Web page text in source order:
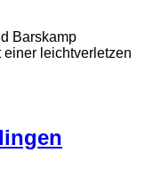
Barskamp
einer leichtverletzen